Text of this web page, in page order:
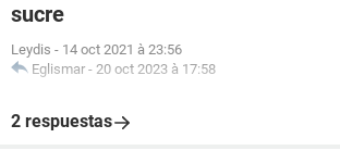
sucre
Leydis - 14 oct 2021 à 23:56
Eglismar - 20 oct 2023 à 17:58
2 respuestas